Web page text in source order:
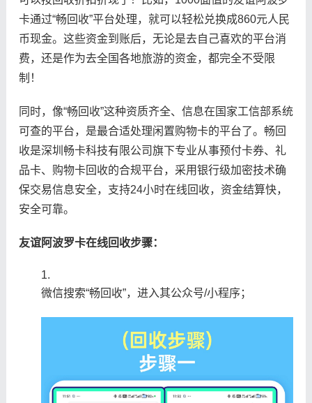
卡通过“畅回收”平台处理，就可以轻松兑换成860元人民
币现金。这些资金到账后，无论是去自己喜欢的平台消
费，还是作为去全国各地旅游的资金，都完全不受限
制！
同时，像“畅回收”这种资质齐全、信息在国家工信部系统
可查的平台，是最合适处理闲置购物卡的平台了。畅回
收是深圳畅卡科技有限公司旗下专业从事预付卡券、礼
品卡、购物卡回收的合规平台，采用银行级加密技术确
保交易信息安全，支持24小时在线回收，资金结算快，
安全可靠。
友谊阿波罗卡在线回收步骤：
微信搜索“畅回收”，进入其公众号/小程序；